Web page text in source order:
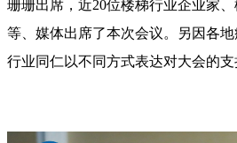
珊珊出席，近20位楼梯行业企业家
等、媒体出席了本次会议。另因各
行业同仁以不同方式表达对大会的支